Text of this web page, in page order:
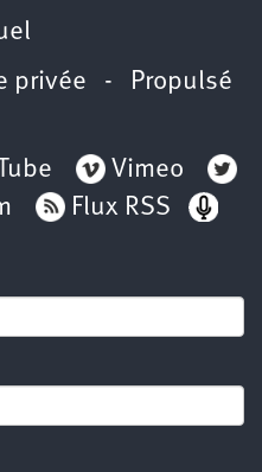
privée - Propulsé
Vimeo
Flux RSS